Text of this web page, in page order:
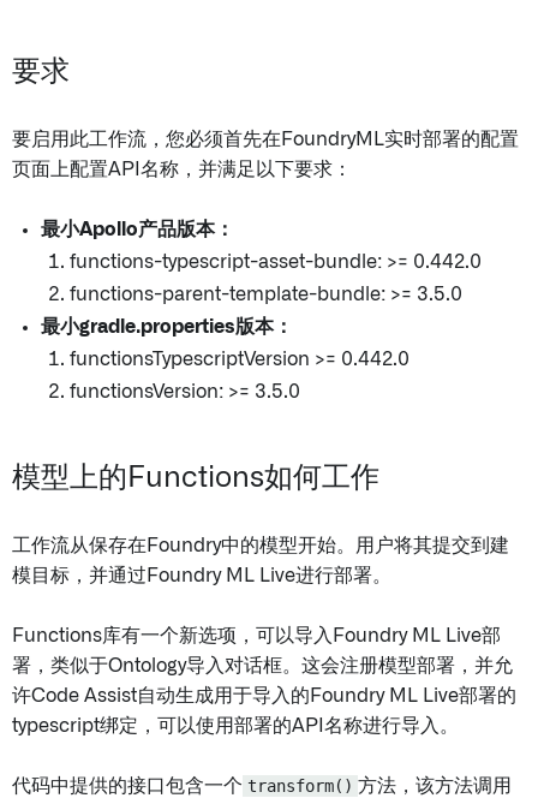
要求
要启用此工作流，您必须首先在FoundryML实时部署的配置
页面上配置API名称，并满足以下要求：
最小Apollo产品版本：
functions-typescript-asset-bundle: >= 0.442.0
functions-parent-template-bundle: >= 3.5.0
最小gradle.properties版本：
functionsTypescriptVersion >= 0.442.0
functionsVersion: >= 3.5.0
模型上的Functions如何工作
工作流从保存在Foundry中的模型开始。用户将其提交到建
模目标，并通过Foundry ML Live进行部署。
Functions库有一个新选项，可以导入Foundry ML Live部
署，类似于Ontology导入对话框。这会注册模型部署，并允
许Code Assist自动生成用于导入的Foundry ML Live部署的
typescript绑定，可以使用部署的API名称进行导入。
代码中提供的接口包含一个 transform() 方法，该方法调用